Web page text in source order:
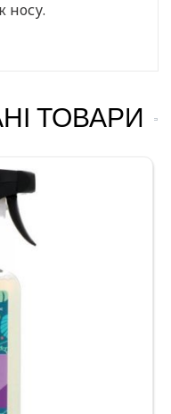
носу.
ТОВАРИ